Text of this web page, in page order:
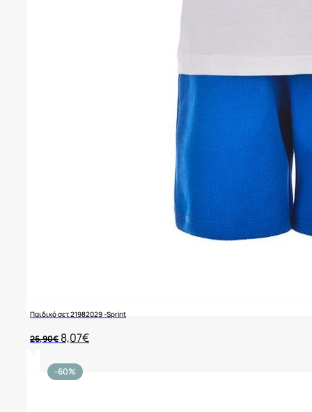
Παιδικό σετ 21982029 -Sprint
26,90€ Original
price
26,90€.
8,07€Η
τρέχουσα
-60%